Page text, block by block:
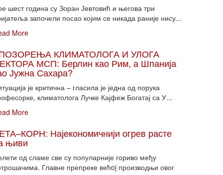
шест година су Зоран Јевтовић и његова три
започели посао којим се никада раније нису...
More
КЛИМАТОЛОГА И УЛОГА
МСП: Берлин као Рим, а Шпанија
Јужна Сахара?
је критична – гласила је једна од порука
климатолога Лучке Кајфеж Богатај са У...
More
Најекономичнији огрев расте
њиви
од сламе све су популарније гориво међу
Главне препреке већoj производњи овог